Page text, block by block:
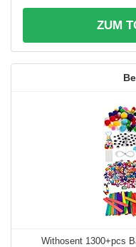
ZUM
Withosent 1300+pcs